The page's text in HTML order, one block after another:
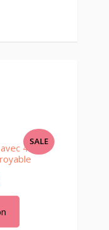
SALEPRODUCT
ON
4 ENC